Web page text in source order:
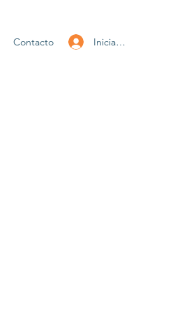
Iniciar sesión
Contacto